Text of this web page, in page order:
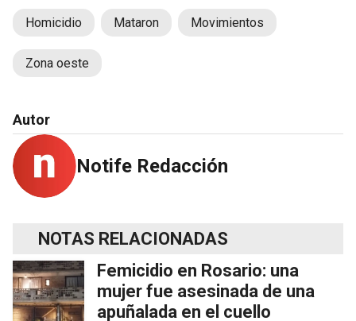
Homicidio Mataron Movimientos
Zona oeste
Autor
Notife Redacción
NOTAS RELACIONADAS
Femicidio en Rosario: una
mujer fue asesinada de una
apuñalada en el cuello